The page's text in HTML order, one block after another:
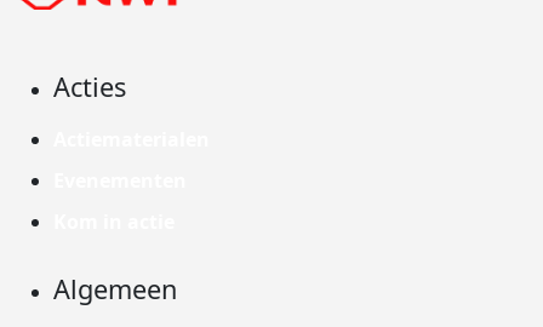
Acties
Algemeen